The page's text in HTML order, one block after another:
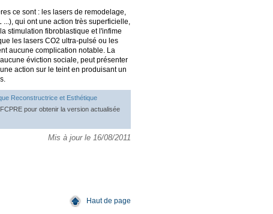
ce sont : les lasers de remodelage,
qui ont une action très superficielle,
stimulation fibroblastique et l'infime
les lasers CO2 ultra-pulsé ou les
aucune complication notable. La
éviction sociale, peut présenter
action sur le teint en produisant un
Reconstructrice et Esthétique
pour obtenir la version actualisée
Mis à jour le 16/08/2011
Haut de page